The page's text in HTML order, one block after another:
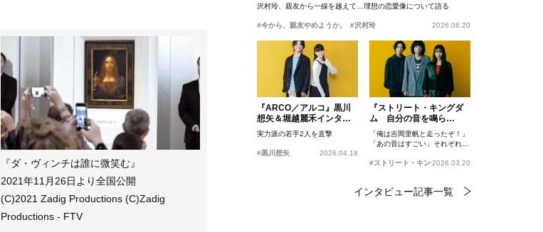
『ダ・ヴィンチは誰に微笑む』
2021年11月26日より全国公開
(C)2021 Zadig Productions (C)Zadig
Productions - FTV
沢村玲、親友から一線を越えて…理想の恋愛像について語る
#今から、親友やめようか。 #沢村玲 2026.06.20
『ARCO／アルコ』黒川
想矢＆堀越麗禾インタビ
ュー
実力派の若手2人を直撃
#黒川想矢 2026.04.18
『ストリート・キングダ
ム 自分の音を鳴ら
せ。』峯田和伸、若葉竜
也、吉岡里帆インタビュ
ー
「俺は吉岡里帆と走ったぞ！」
「あの音はすごい」それぞれの
#ストリート・キングダム 自分の音を鳴らせ。
2026.03.20
インタビュー記事一覧